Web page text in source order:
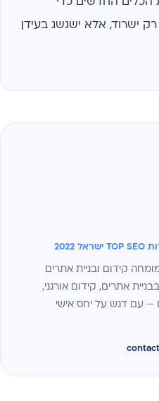
ישרוד, אלא ישגשג בעידן
קידום ובניית אתרים
ומרצה בתחום. עוסק מאז 2014 בבניית אתרים, קידום אורגני,
— עם דגש על יחס אישי